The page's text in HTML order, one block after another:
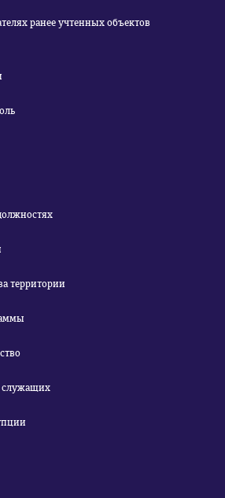
ранее учтенных объектов
территории
служащих